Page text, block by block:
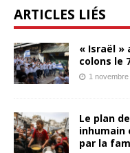
ARTICLES LIÉS
« Israël »
colons le
1
Le plan
inhumain
par la